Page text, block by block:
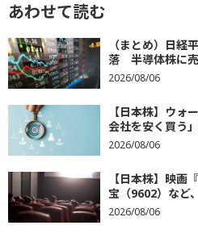
あわせて読む
（まとめ）日経
落 半導体株に
2026/08/06
【日本株】ウォ
会社を安く買う
2026/08/06
【日本株】映画
宝（9602）など
2026/08/06